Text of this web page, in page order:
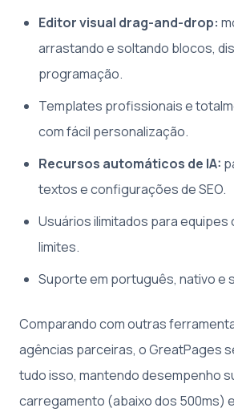
Editor visual drag-and-drop:
arrastando e soltando blocos,
programação.
Templates profissionais e
com fácil personalização.
Recursos automáticos de IA:
textos e configurações de SEO.
Usuários ilimitados para
limites.
Suporte em português, nativo e
Comparando com outras
agências parceiras, o GreatPages
tudo isso, mantendo desempenho
carregamento (abaixo dos 500ms)